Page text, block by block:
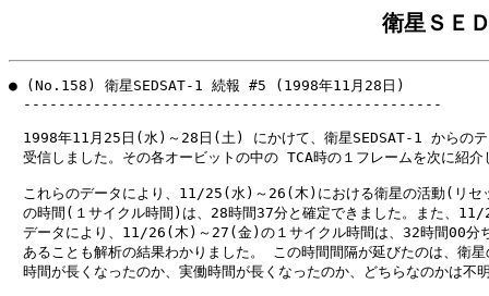
衛星ＳＥ
● (No.158) 衛星SEDSAT-1 続報 #5 (1998年11月28日)
------------------------------------------------
1998年11月25日(水)～28日(土) にかけて、衛星SEDSAT-1 からのテ
受信しました。その各オービットの中の TCA時の１フレームを次に紹介
これらのデータにより、11/25(水)～26(木)における衛星の活動(リセ
の時間(１サイクル時間)は、28時間37分と確定できました。また、
データにより、11/26(木)～27(金)の１サイクル時間は、32時間00分
あることも解析の結果わかりました。 この時間間隔が延びたのは、衛星
時間が長くなったのか、実働時間が長くなったのか、どちらなのかは不